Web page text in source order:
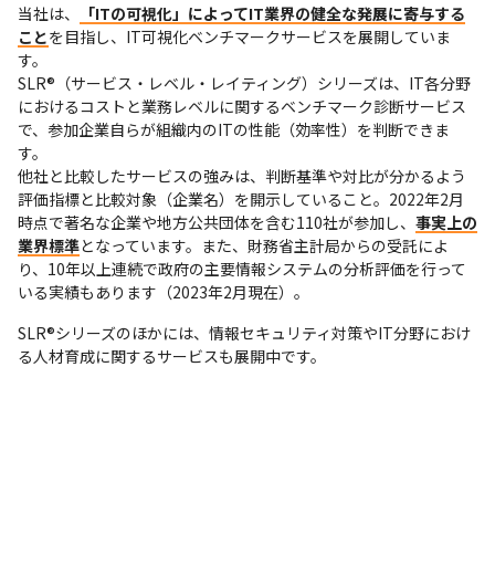
当社は、
「ITの可視化」によってIT業界の健全な発展に寄与する
ことを目指し、IT可視化ベンチマークサービスを展開していま
す。
SLR®（サービス・レベル・レイティング）シリーズは、IT各分野
におけるコストと業務レベルに関するベンチマーク診断サービス
で、参加企業自らが組織内のITの性能（効率性）を判断できま
す。
他社と比較したサービスの強みは、判断基準や対比が分かるよう
評価指標と比較対象（企業名）を開示していること。2022年2月
時点で著名な企業や地方公共団体を含む110社が参加し、 事実上の
業界標準となっています。また、財務省主計局からの受託によ
り、10年以上連続で政府の主要情報システムの分析評価を行って
いる実績もあります（2023年2月現在）。
SLR®シリーズのほかには、情報セキュリティ対策やIT分野におけ
る人材育成に関するサービスも展開中です。